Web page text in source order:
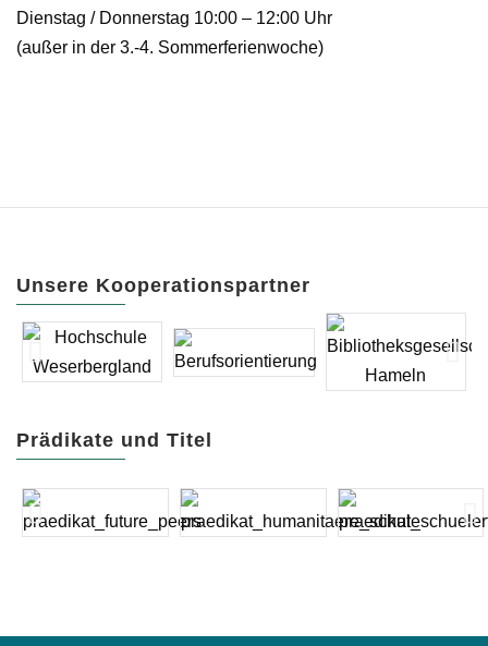
Dienstag / Donnerstag 10:00 – 12:00 Uhr
(außer in der 3.-4. Sommerferienwoche)
Unsere Kooperationspartner
Prädikate und Titel